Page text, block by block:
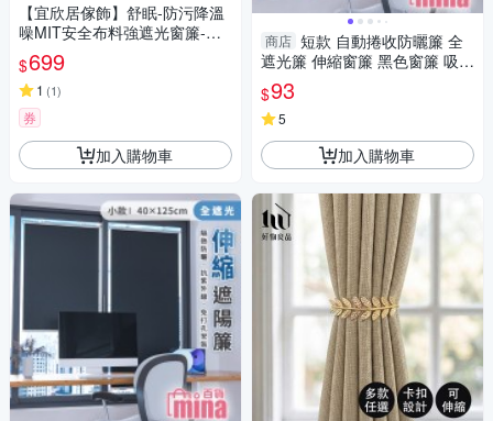
【宜欣居傢飾】舒眠-防污降溫
噪MIT安全布料強遮光窗簾-W1
45*H165cm一窗2片-總寬290c
m(窗簾/拉簾/門簾/隔間/除舊佈
新)
$699
1 (1)
券
加入購物車
商店 短款 自動捲收防曬簾 全
遮光簾 伸縮窗簾 黑色窗簾 吸盤
固定 防曬簾 西曬【F0767】
$93
5
加入購物車